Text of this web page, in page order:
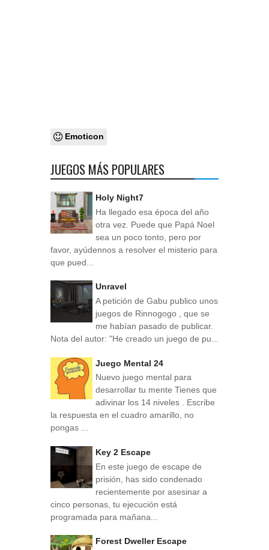
Emoticon
JUEGOS MÁS POPULARES
Holy Night7
Ha llegado esa época del año
otra vez. Puede que Papá Noel
sea un poco tonto, pero por
favor, ayúdennos a resolver el misterio para
que pued...
Unravel
A petición de Gabu publico unos
juegos de Rinnogogo , que se
me habían pasado de publicar.
Nota del autor: "He creado un juego de pu...
Juego Mental 24
Nuevo juego mental para
desarrollar tu mente Tienes que
adivinar los 14 niveles . Escribe
la respuesta en el cuadro amarillo, no
pongas ...
Key 2 Escape
En este juego de escape de
prisión, has sido condenado
recientemente por asesinar a
cinco personas, tu ejecución está
programada para mañana...
Forest Dweller Escape